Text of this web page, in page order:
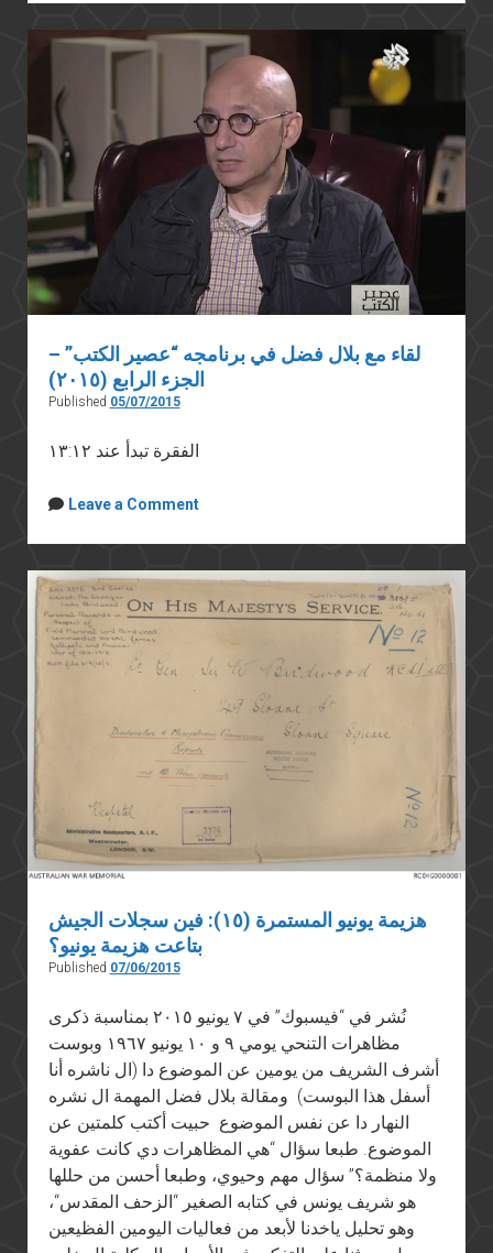
عن
دار
الوثائق
القومية
لقاء مع بلال فضل في برنامجه “عصير الكتب” –
الجزء الرابع (٢٠١٥)
Published 05/07/2015
Leave a Comment
هزيمة يونيو المستمرة (١٥): فين سجلات الجيش
بتاعت هزيمة يونيو؟
Published 07/06/2015
نُشر في “فيسبوك” في ٧ يونيو ٢٠١٥ بمناسبة ذكرى
مظاهرات التنحي يومي ٩ و ١٠ يونيو ١٩٦٧ وبوست
أشرف الشريف من يومين عن الموضوع دا (ال ناشره أنا
أسفل هذا البوست) ومقالة بلال فضل المهمة ال نشره
النهار دا عن نفس الموضوع حبيت أكتب كلمتين عن
الموضوع. طبعا سؤال “هي المظاهرات دي كانت عفوية
ولا منظمة؟” سؤال مهم وحيوي، وطبعا أحسن من حللها
هو شريف يونس في كتابه الصغير “الزحف المقدس“،
وهو تحليل ياخدنا لأبعد من فعاليات اليومين الفظيعين